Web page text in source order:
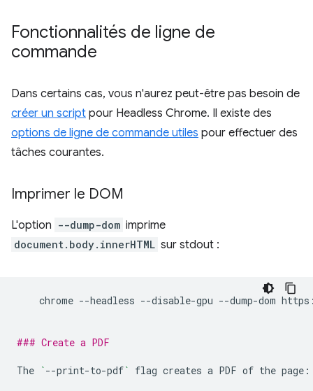
Fonctionnalités de ligne de
commande
Dans certains cas, vous n'aurez peut-être pas besoin de
créer un script pour Headless Chrome. Il existe des
options de ligne de commande utiles pour effectuer des
tâches courantes.
Imprimer le DOM
L'option --dump-dom imprime
document.body.innerHTML sur stdout :
chrome --headless --disable-gpu --dump-dom
### Create a PDF
The `--print-to-pdf` flag creates a PDF of the page: